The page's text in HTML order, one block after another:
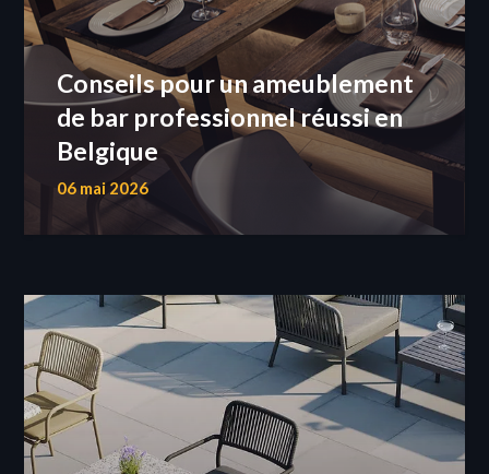
Conseils pour un ameublement
de bar professionnel réussi en
Belgique
06 mai 2026